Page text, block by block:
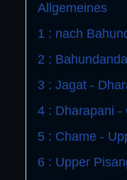
Allgemeines
1 : nach
2 :
3 : Jagat -
4 : Dharapani -
5 : Chame -
6 : Upper